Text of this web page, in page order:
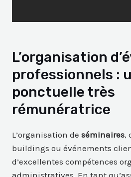
L’organisation
professionnels :
ponctuelle très
rémunératrice
L’organisation deséminaires,
buildings ou événements
d’excellentes compétences
administratives. En tant